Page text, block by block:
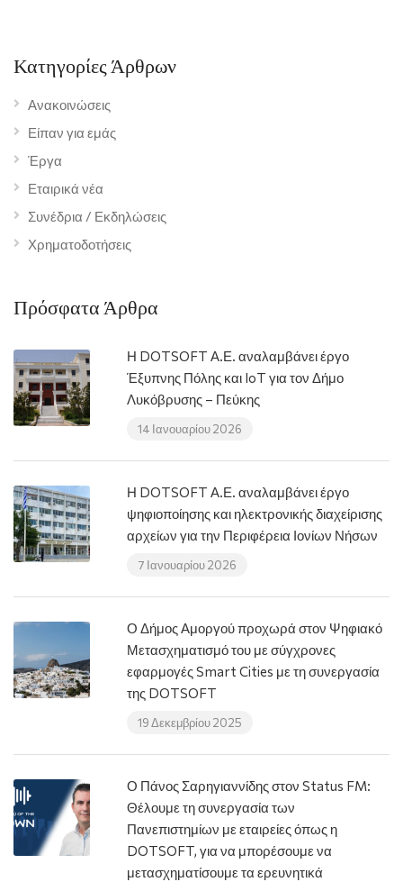
Κατηγορίες Άρθρων
Ανακοινώσεις
Είπαν για εμάς
Έργα
Εταιρικά νέα
Συνέδρια / Εκδηλώσεις
Χρηματοδοτήσεις
Πρόσφατα Άρθρα
Η DOTSOFT Α.Ε. αναλαμβάνει έργο
Έξυπνης Πόλης και IoT για τον Δήμο
Λυκόβρυσης – Πεύκης
14 Ιανουαρίου 2026
Η DOTSOFT Α.Ε. αναλαμβάνει έργο
ψηφιοποίησης και ηλεκτρονικής διαχείρισης
αρχείων για την Περιφέρεια Ιονίων Νήσων
7 Ιανουαρίου 2026
Ο Δήμος Αμοργού προχωρά στον Ψηφιακό
Μετασχηματισμό του με σύγχρονες
εφαρμογές Smart Cities με τη συνεργασία
της DOTSOFT
19 Δεκεμβρίου 2025
Ο Πάνος Σαρηγιαννίδης στον Status FM:
Θέλουμε τη συνεργασία των
Πανεπιστημίων με εταιρείες όπως η
DOTSOFT, για να μπορέσουμε να
μετασχηματίσουμε τα ερευνητικά